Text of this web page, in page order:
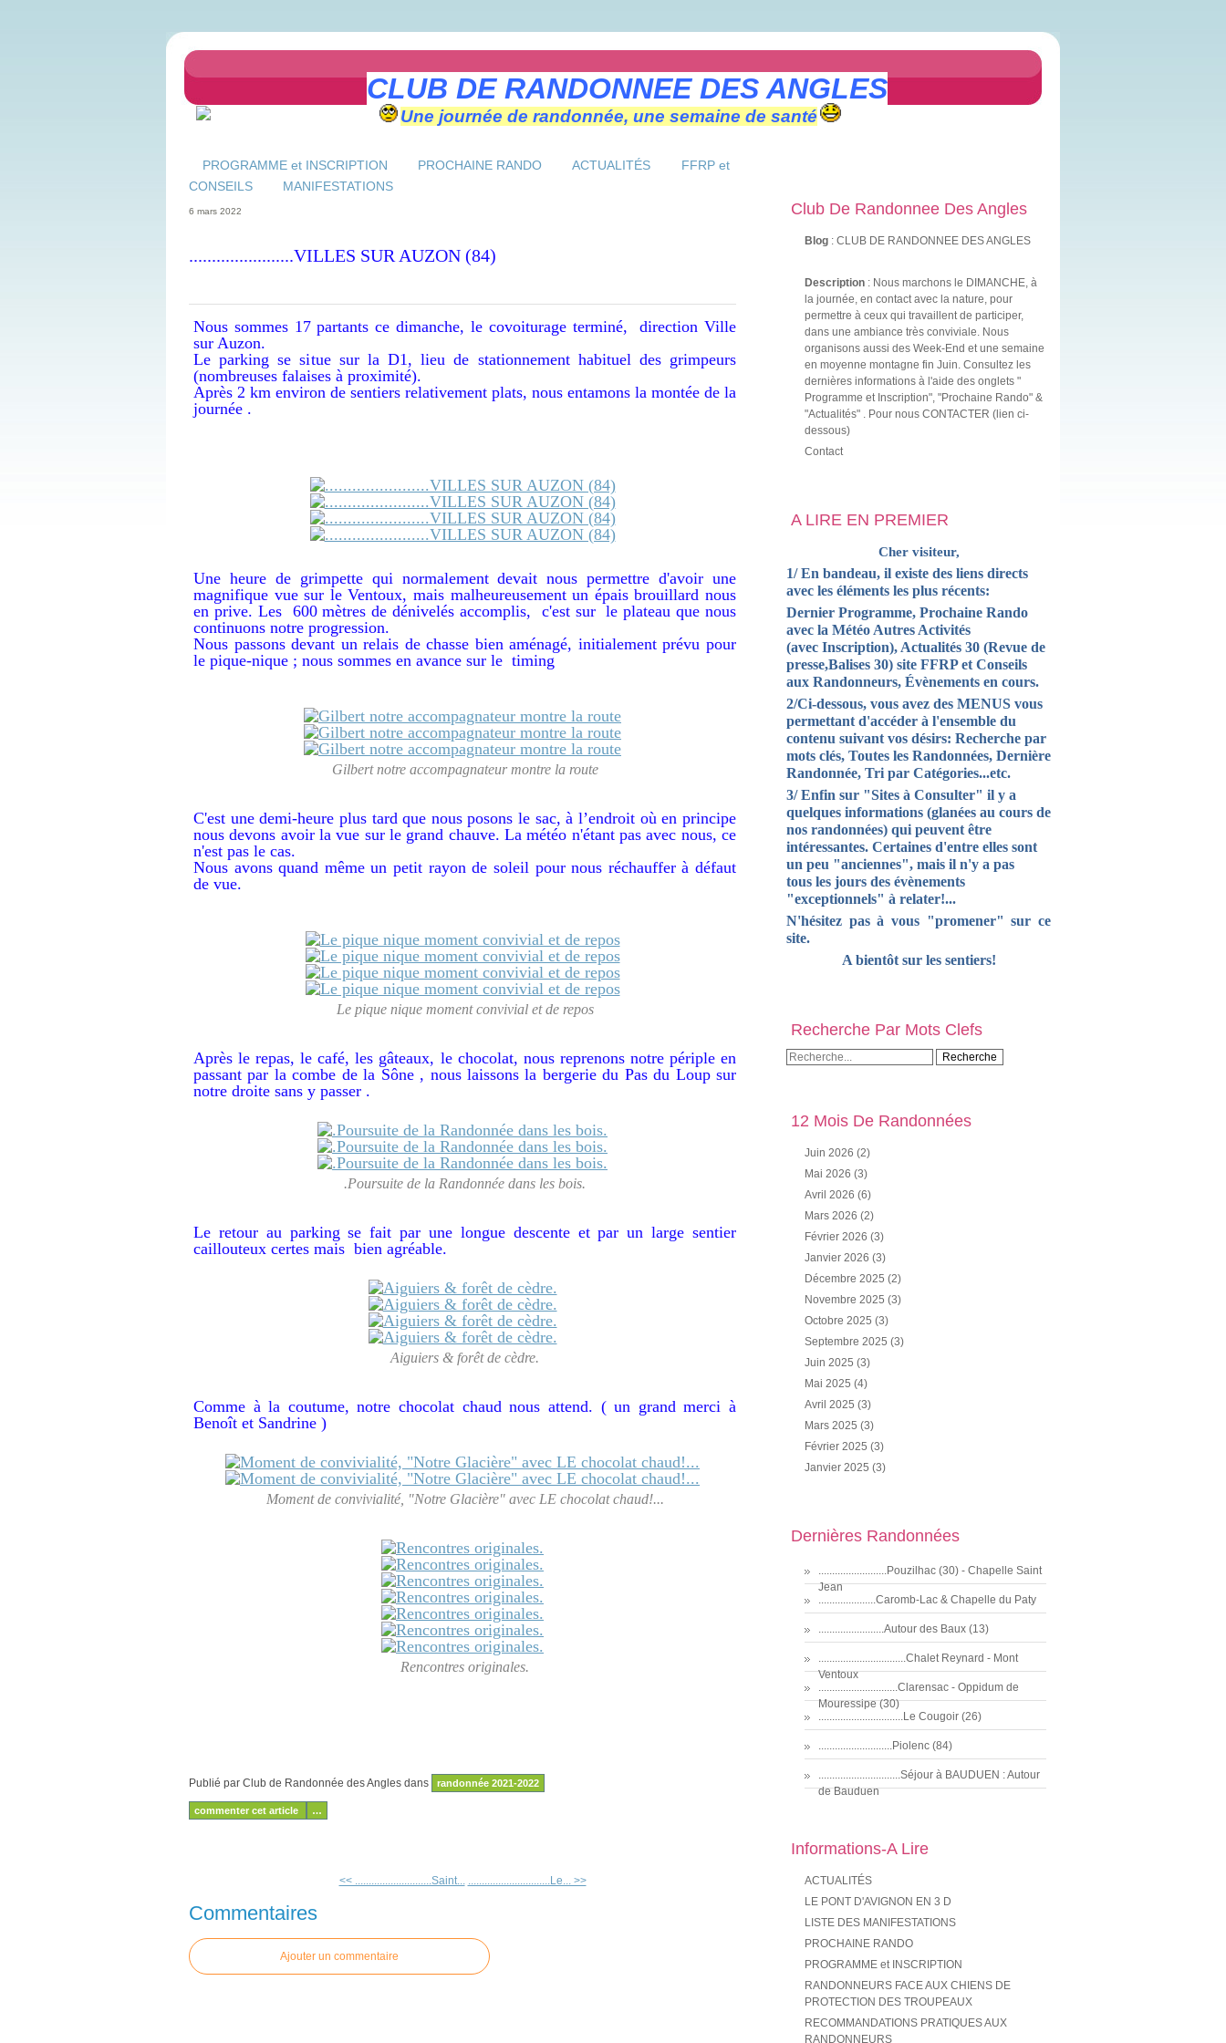
CLUB DE RANDONNEE DES ANGLES
Une journée de randonnée, une semaine de santé
PROGRAMME et INSCRIPTION PROCHAINE RANDO ACTUALITÉS
FFRP et
CONSEILS
MANIFESTATIONS
6 mars 2022
.......................VILLES SUR AUZON (84)
Nous sommes 17 partants ce dimanche, le covoiturage terminé, direction Ville
sur Auzon.
Le parking se situe sur la D1, lieu de stationnement habituel des grimpeurs
(nombreuses falaises à proximité).
Après 2 km environ de sentiers relativement plats, nous entamons la montée de la
journée .
Une heure de grimpette qui normalement devait nous permettre d'avoir une
magnifique vue sur le Ventoux, mais malheureusement un épais brouillard nous
en prive. Les 600 mètres de dénivelés accomplis, c'est sur le plateau que nous
continuons notre progression.
Nous passons devant un relais de chasse bien aménagé, initialement prévu pour
le pique-nique ; nous sommes en avance sur le timing
Gilbert notre accompagnateur montre la route
C'est une demi-heure plus tard que nous posons le sac, à l’endroit où en principe
nous devons avoir la vue sur le grand chauve. La météo n'étant pas avec nous, ce
n'est pas le cas.
Nous avons quand même un petit rayon de soleil pour nous réchauffer à défaut
de vue.
Le pique nique moment convivial et de repos
Après le repas, le café, les gâteaux, le chocolat, nous reprenons notre périple en
passant par la combe de la Sône , nous laissons la bergerie du Pas du Loup sur
notre droite sans y passer .
.Poursuite de la Randonnée dans les bois.
Le retour au parking se fait par une longue descente et par un large sentier
caillouteux certes mais bien agréable.
Aiguiers & forêt de cèdre.
Comme à la coutume, notre chocolat chaud nous attend. ( un grand merci à
Benoît et Sandrine )
Moment de convivialité, "Notre Glacière" avec LE chocolat chaud!...
Rencontres originales.
Publié par Club de Randonnée des Angles dans randonnée 2021-2022
commenter cet article …
<< ............................Saint... ..............................Le... >>
Commentaires
Ajouter un commentaire
Club De Randonnee Des Angles
Blog : CLUB DE RANDONNEE DES ANGLES
Description : Nous marchons le DIMANCHE, à
la journée, en contact avec la nature, pour
permettre à ceux qui travaillent de participer,
dans une ambiance très conviviale. Nous
organisons aussi des Week-End et une semaine
en moyenne montagne fin Juin. Consultez les
dernières informations à l'aide des onglets "
Programme et Inscription", "Prochaine Rando" &
"Actualités" . Pour nous CONTACTER (lien ci-
dessous)
Contact
A LIRE EN PREMIER
Cher visiteur,
1/ En bandeau, il existe des liens directs
avec les éléments les plus récents:
Dernier Programme, Prochaine Rando
avec la Météo Autres Activités
(avec Inscription), Actualités 30 (Revue de
presse,Balises 30) site FFRP et Conseils
aux Randonneurs, Évènements en cours.
2/Ci-dessous, vous avez des MENUS vous
permettant d'accéder à l'ensemble du
contenu suivant vos désirs: Recherche par
mots clés, Toutes les Randonnées, Dernière
Randonnée, Tri par Catégories...etc.
3/ Enfin sur "Sites à Consulter" il y a
quelques informations (glanées au cours de
nos randonnées) qui peuvent être
intéressantes. Certaines d'entre elles sont
un peu "anciennes", mais il n'y a pas
tous les jours des évènements
"exceptionnels" à relater!...
N'hésitez pas à vous "promener" sur ce
site.
A bientôt sur les sentiers!
Recherche Par Mots Clefs
12 Mois De Randonnées
Juin 2026 (2)
Mai 2026 (3)
Avril 2026 (6)
Mars 2026 (2)
Février 2026 (3)
Janvier 2026 (3)
Décembre 2025 (2)
Novembre 2025 (3)
Octobre 2025 (3)
Septembre 2025 (3)
Juin 2025 (3)
Mai 2025 (4)
Avril 2025 (3)
Mars 2025 (3)
Février 2025 (3)
Janvier 2025 (3)
Dernières Randonnées
.........................Pouzilhac (30) - Chapelle Saint
Jean
.....................Caromb-Lac & Chapelle du Paty
........................Autour des Baux (13)
................................Chalet Reynard - Mont
Ventoux
.............................Clarensac - Oppidum de
Mouressipe (30)
...............................Le Cougoir (26)
...........................Piolenc (84)
..............................Séjour à BAUDUEN : Autour
de Bauduen
Informations-A Lire
ACTUALITÉS
LE PONT D'AVIGNON EN 3 D
LISTE DES MANIFESTATIONS
PROCHAINE RANDO
PROGRAMME et INSCRIPTION
RANDONNEURS FACE AUX CHIENS DE
PROTECTION DES TROUPEAUX
RECOMMANDATIONS PRATIQUES AUX
RANDONNEURS